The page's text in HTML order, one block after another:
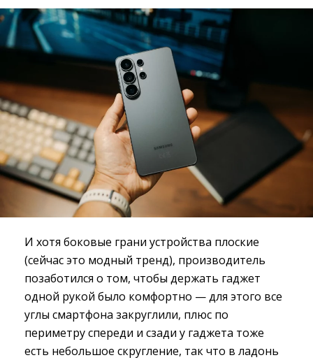
И хотя боковые грани устройства плоские
(сейчас это модный тренд), производитель
позаботился о том, чтобы держать гаджет
одной рукой было комфортно — для этого все
углы смартфона закруглили, плюс по
периметру спереди и сзади у гаджета тоже
есть небольшое скругление, так что в ладонь